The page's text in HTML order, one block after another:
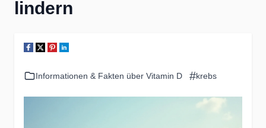
lindern
Informationen & Fakten über Vitamin D #krebs